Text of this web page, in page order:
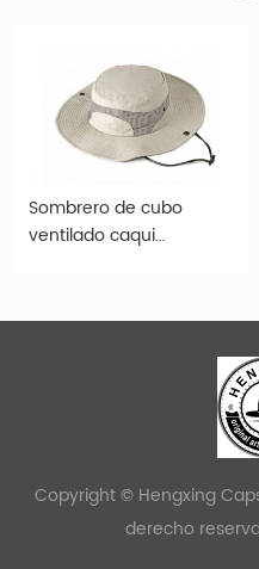
Sombrero de cubo
ventilado caqui
mujeres u hombres
Copyright © Hengxing
derecho